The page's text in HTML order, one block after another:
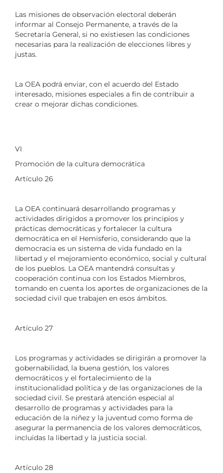
Las misiones de observación electoral deberán
informar al Consejo Permanente, a través de la
Secretaría General, si no existiesen las condiciones
necesarias para la realización de elecciones libres y
justas.
La OEA podrá enviar, con el acuerdo del Estado
interesado, misiones especiales a fin de contribuir a
crear o mejorar dichas condiciones.
VI
Promoción de la cultura democrática
Artículo 26
La OEA continuará desarrollando programas y
actividades dirigidos a promover los principios y
prácticas democráticas y fortalecer la cultura
democrática en el Hemisferio, considerando que la
democracia es un sistema de vida fundado en la
libertad y el mejoramiento económico, social y cultural
de los pueblos. La OEA mantendrá consultas y
cooperación continua con los Estados Miembros,
tomando en cuenta los aportes de organizaciones de la
sociedad civil que trabajen en esos ámbitos.
Artículo 27
Los programas y actividades se dirigirán a promover la
gobernabilidad, la buena gestión, los valores
democráticos y el fortalecimiento de la
institucionalidad política y de las organizaciones de la
sociedad civil. Se prestará atención especial al
desarrollo de programas y actividades para la
educación de la niñez y la juventud como forma de
asegurar la permanencia de los valores democráticos,
incluidas la libertad y la justicia social.
Artículo 28